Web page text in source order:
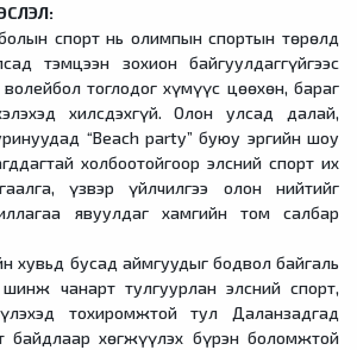
спорт нь олимпын спортын төрөлд
тэмцээн зохион байгуулдаггүйгээс
тоглодог хүмүүс цөөхөн, бараг
хилсдэхгүй. Олон улсад далай,
“Beach party” буюу эргийн шоу
холбоотойгоор элсний спорт их
үзвэр үйлчилгээ олон нийтийг
явуулдаг хамгийн том салбар
хувьд бусад аймгуудыг бодвол байгаль
чанарт тулгуурлан элсний спорт,
тохиромжтой тул Даланзадгад
байдлаар хөгжүүлэх бүрэн боломжтой